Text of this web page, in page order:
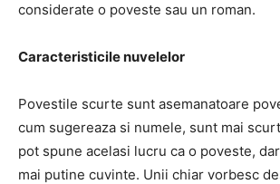
considerate o poveste sau un roman.
Caracteristicile nuvelelor
Povestile scurte sunt asemanatoare
cum sugereaza si numele, sunt mai
pot spune acelasi lucru ca o poveste,
mai putine cuvinte. Unii chiar vorbesc